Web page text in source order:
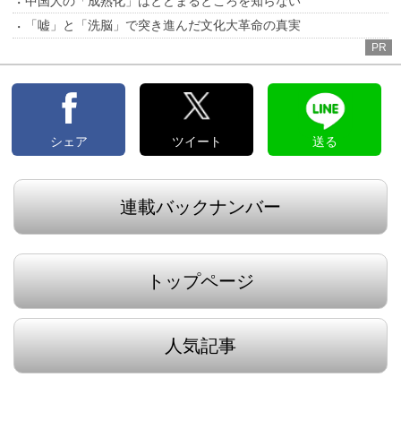
「嘘」と「洗脳」で突き進んだ文化大革命の真実
PR
シェア ツイート 送る
連載バックナンバー
トップページ
人気記事